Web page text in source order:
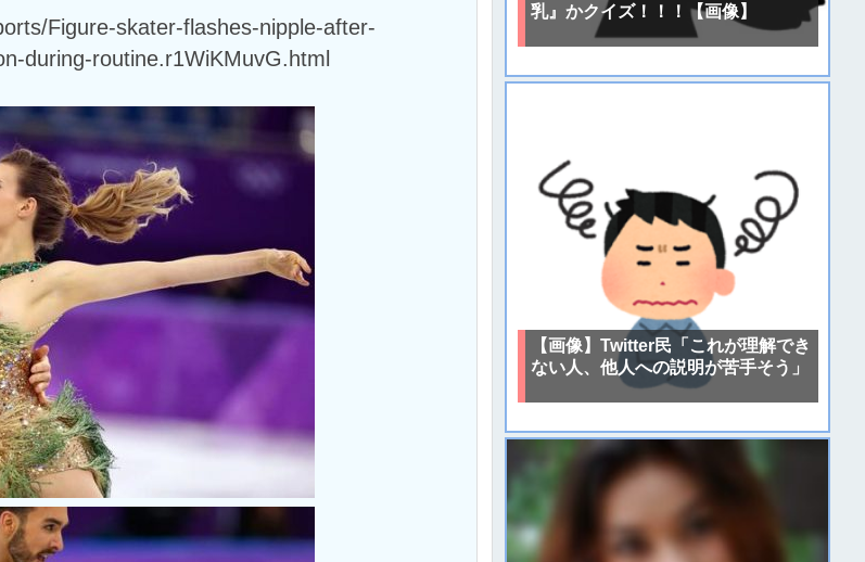
Figure-skater-flashes-nipple-after-
during-routine.r1WiKMuvG.html
乳』かクイズ！！！【画像】
【画像】Twitter民「これが理解でき
ない人、他人への説明が苦手そう」